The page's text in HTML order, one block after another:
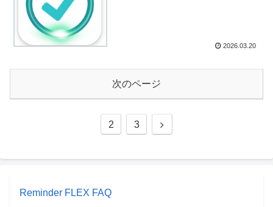
2026.03.20
次のページ
2 3
Reminder FLEX FAQ